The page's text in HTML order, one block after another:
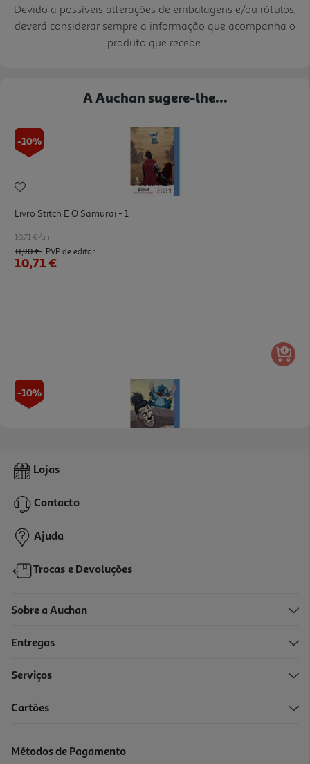
Devido a possíveis alterações de embalagens e/ou rótulos,
deverá considerar sempre a informação que acompanha o
produto que recebe.
A Auchan sugere-lhe...
-10%
Livro Stitch E O Samurai - 1
10.71 €/un
11,90 € PVP de editor
10,71 €
-10%
Livro Stitch E O Samurai - 2
11,90 € PVP de editor
10,71 €
-10%
17,90 € PVP de editor
Lojas
Contacto
Ajuda
Trocas e Devoluções
Sobre a Auchan
Entregas
Serviços
Cartões
Métodos de Pagamento